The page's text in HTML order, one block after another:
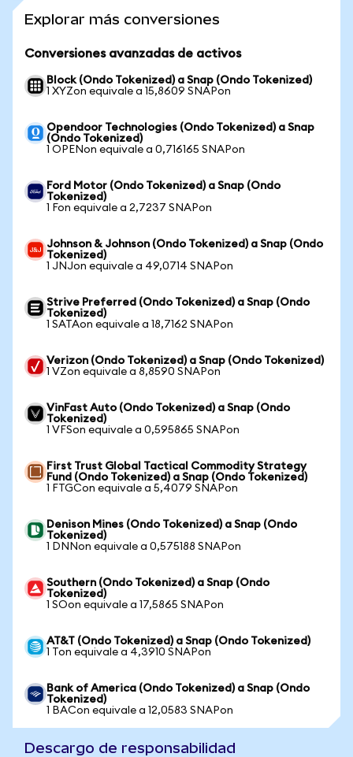
Explorar más conversiones
Conversiones avanzadas de activos
Block (Ondo Tokenized) a Snap (Ondo Tokenized)
1 XYZon equivale a 15,8609 SNAPon
Opendoor Technologies (Ondo Tokenized) a Snap
(Ondo Tokenized)
1 OPENon equivale a 0,716165 SNAPon
Ford Motor (Ondo Tokenized) a Snap (Ondo
Tokenized)
1 Fon equivale a 2,7237 SNAPon
Johnson & Johnson (Ondo Tokenized) a Snap (Ondo
Tokenized)
1 JNJon equivale a 49,0714 SNAPon
Strive Preferred (Ondo Tokenized) a Snap (Ondo
Tokenized)
1 SATAon equivale a 18,7162 SNAPon
Verizon (Ondo Tokenized) a Snap (Ondo Tokenized)
1 VZon equivale a 8,8590 SNAPon
VinFast Auto (Ondo Tokenized) a Snap (Ondo
Tokenized)
1 VFSon equivale a 0,595865 SNAPon
First Trust Global Tactical Commodity Strategy
Fund (Ondo Tokenized) a Snap (Ondo Tokenized)
1 FTGCon equivale a 5,4079 SNAPon
Denison Mines (Ondo Tokenized) a Snap (Ondo
Tokenized)
1 DNNon equivale a 0,575188 SNAPon
Southern (Ondo Tokenized) a Snap (Ondo
Tokenized)
1 SOon equivale a 17,5865 SNAPon
AT&T (Ondo Tokenized) a Snap (Ondo Tokenized)
1 Ton equivale a 4,3910 SNAPon
Bank of America (Ondo Tokenized) a Snap (Ondo
Tokenized)
1 BACon equivale a 12,0583 SNAPon
Descargo de responsabilidad